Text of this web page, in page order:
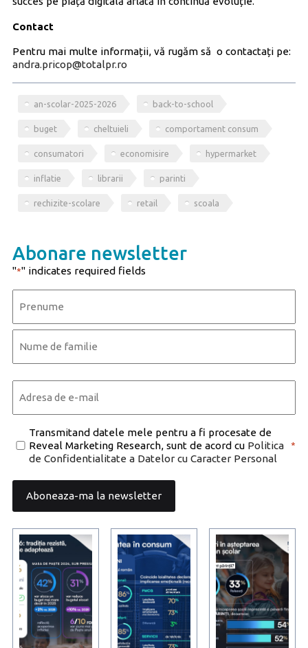
Contact
Pentru mai multe informații, vă rugăm să o contactați pe:
andra.pricop@totalpr.ro
an-scolar-2025-2026 back-to-school
buget cheltuieli comportament consum
consumatori economisire hypermarket
inflatie librarii parinti
rechizite-scolare retail scoala
Abonare newsletter
"*" indicates required fields
First
Consent
*
Transmitand datele mele pentru a fi procesate de
Reveal Marketing Research, sunt de acord cu Politica
de Confidentialitate a Datelor cu Caracter Personal
*